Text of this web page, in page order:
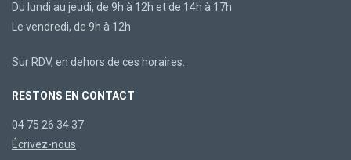
Du lundi au jeudi, de 9h à 12h et de 14h à 17h
Le vendredi, de 9h à 12h
Sur RDV, en dehors de ces horaires.
RESTONS EN CONTACT
04 75 26 34 37
Écrivez-nous